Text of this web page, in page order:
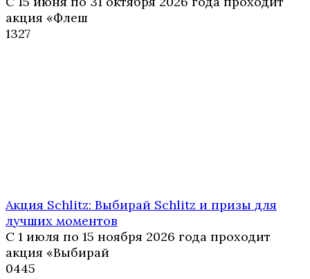
акция «Флеш
1327
Акция Schlitz: Выбирай Schlitz и призы для
лучших моментов
С 1 июля по 15 ноября 2026 года проходит
акция «Выбирай
0445